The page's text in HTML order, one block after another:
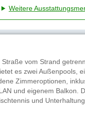
Weitere
vom Strand
es zwei Außenpools,
Zimmeroptionen,
und eigenem Balkon.
und